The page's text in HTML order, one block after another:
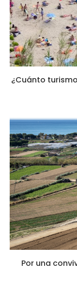
¿Cuánto
Por una